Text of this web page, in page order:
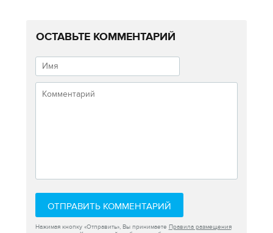
ОСТАВЬТЕ КОММЕНТАРИЙ
ОТПРАВИТЬ КОММЕНТАРИЙ
Нажимая кнопку «Отправить», Вы принимаете Правила размещения